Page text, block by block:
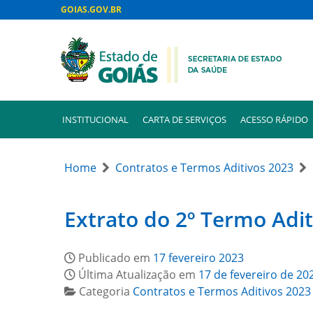
GOIAS.GOV.BR
INSTITUCIONAL CARTA DE SERVIÇOS ACESSO RÁPIDO
Home Contratos e Termos Aditivos 2023
Extrato do 2º Termo
Publicado em 17 fevereiro 2023
Última Atualização em 17 de fevereiro de
Categoria Contratos e Termos Aditivos 2023